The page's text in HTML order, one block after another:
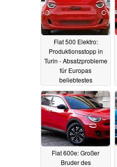
Fiat 500 Elektro:
Produktionsstopp in
Turin - Absatzprobleme
für Europas
beliebtestes
Elektroauto im
Kleinwagen-Segment?
29.01.2024
Fiat 600e: Großer
Bruder des